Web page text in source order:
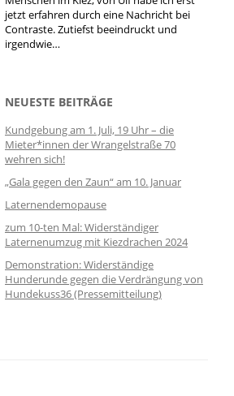
jetzt erfahren durch eine Nachricht bei
Contraste. Zutiefst beeindruckt und
irgendwie…
NEUESTE BEITRÄGE
Kundgebung am 1. Juli, 19 Uhr – die
Mieter*innen der Wrangelstraße 70
wehren sich!
„Gala gegen den Zaun“ am 10. Januar
Laternendemopause
zum 10-ten Mal: Widerständiger
Laternenumzug mit Kiezdrachen 2024
Demonstration: Widerständige
Hunderunde gegen die Verdrängung von
Hundekuss36 (Pressemitteilung)